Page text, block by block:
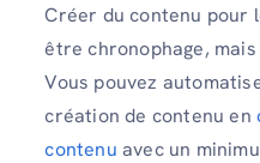
Créer du contenu pour
être chronophage,
Vous pouvez
création de contenu en
contenu avec un